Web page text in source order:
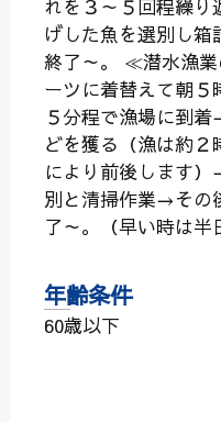
れを３～５回程繰
げした魚を選別し
終了～。 ≪潜水漁
ーツに着替えて朝
５分程で漁場に到
どを獲る（漁は約
により前後します
別と清掃作業→その
了～。（早い時は半
年齢条件
60歳以下